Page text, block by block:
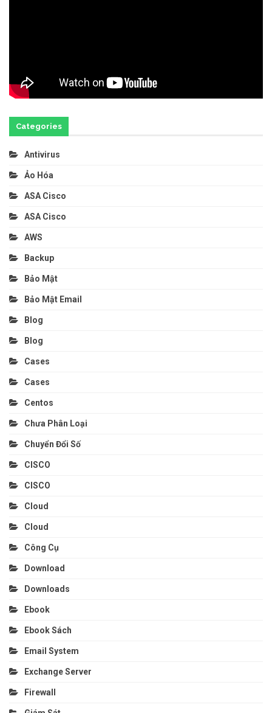
Categories
Antivirus
Ảo Hóa
ASA Cisco
ASA Cisco
AWS
Backup
Bảo Mật
Bảo Mật Email
Blog
Blog
Cases
Cases
Centos
Chưa Phân Loại
Chuyển Đổi Số
CISCO
CISCO
Cloud
Cloud
Công Cụ
Download
Downloads
Ebook
Ebook Sách
Email System
Exchange Server
Firewall